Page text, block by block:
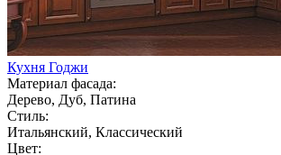
Кухня Годжи
Материал фасада:
Дерево, Дуб, Патина
Стиль:
Итальянский, Классический
Цвет: